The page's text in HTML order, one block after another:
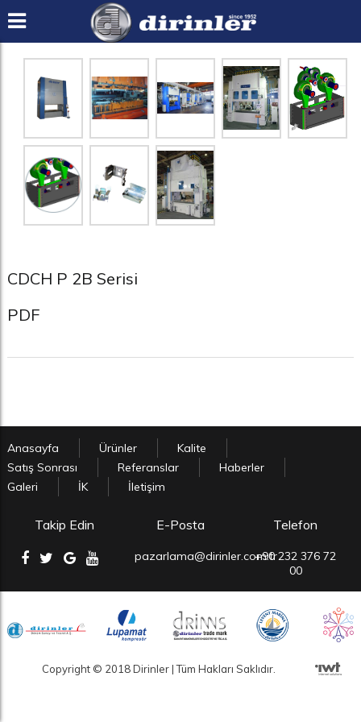
CDCH P 2B Serisi
PDF
Anasayfa Ürünler
Kalite
Satış Sonrası
Referanslar
Haberler
Galeri
İK İletişim
Takip Edin E-Posta
pazarlama@dirinler.com.tr
Telefon
+90 232 376 72
00
Copyright © 2018 Dirinler | Tüm Hakları Saklıdır.